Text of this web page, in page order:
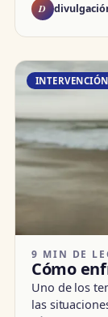
D
9 MIN DE
Cómo
Uno de los
las